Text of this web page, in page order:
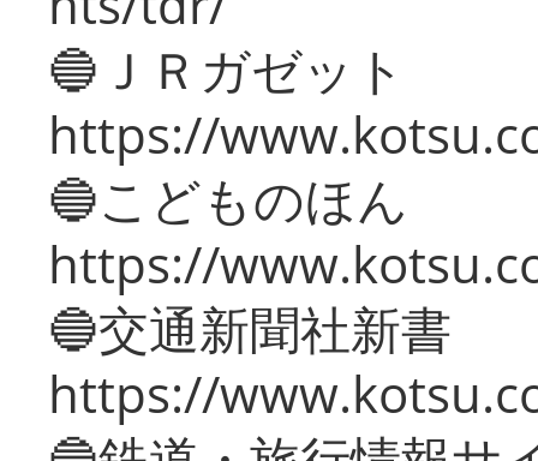
🔵ＪＲガゼット
https://
🔵こどものほん
https://
🔵交通新聞社新書
https://